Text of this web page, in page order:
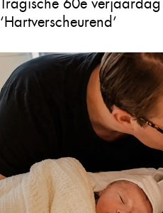
‘Hartverscheurend’